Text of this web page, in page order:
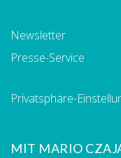
Newsletter
Presse-Service
Privatsphäre-
MIT MARIO